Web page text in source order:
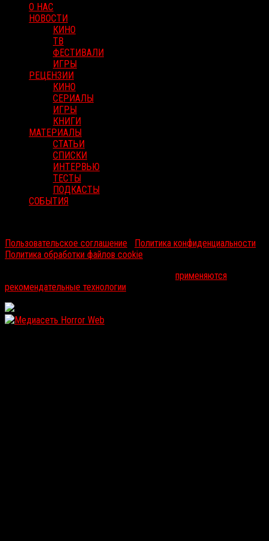
О НАС
НОВОСТИ
КИНО
ТВ
ФЕСТИВАЛИ
ИГРЫ
РЕЦЕНЗИИ
КИНО
СЕРИАЛЫ
ИГРЫ
КНИГИ
МАТЕРИАЛЫ
СТАТЬИ
СПИСКИ
ИНТЕРВЬЮ
ТЕСТЫ
ПОДКАСТЫ
СОБЫТИЯ
Пользовательское соглашение
Политика конфиденциальности
Политика обработки файлов cookie
применяются
рекомендательные технологии